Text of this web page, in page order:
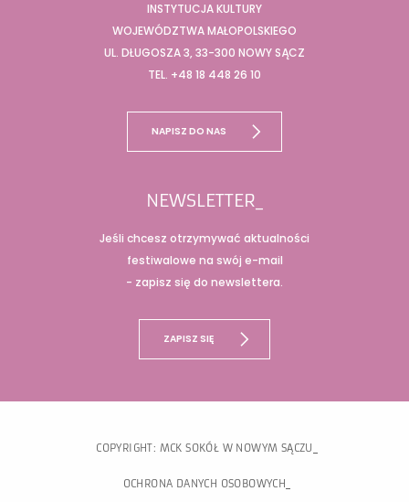
INSTYTUCJA KULTURY
WOJEWÓDZTWA MAŁOPOLSKIEGO
UL. DŁUGOSZA 3, 33-300 NOWY SĄCZ
TEL. +48 18 448 26 10
NAPISZ DO NAS
NEWSLETTER_
Jeśli chcesz otrzymywać aktualności
festiwalowe na swój e-mail
- zapisz się do newslettera.
ZAPISZ SIĘ
COPYRIGHT: MCK SOKÓŁ W NOWYM SĄCZU
OCHRONA DANYCH OSOBOWYCH